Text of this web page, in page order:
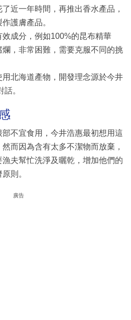
近一年時間，再推出香水產品，
護膚產品。
效成分，例如100%的昆布精華
，非常困難，需要克服不同的挑
北海道產物，開發理念源於今井
。
不宜食用，今井浩惠最初想用這
而因為含有太多不潔物而放棄，
夫幫忙洗淨及曬乾，增加他們的
則。
廣告